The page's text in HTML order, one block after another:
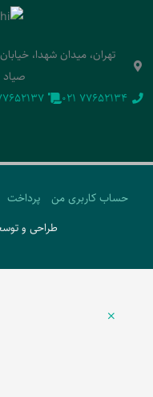
تهران، میدان شهدا،
صیاد
‭021 77652134‬
حساب کاربری من پرداخت
طراحی و